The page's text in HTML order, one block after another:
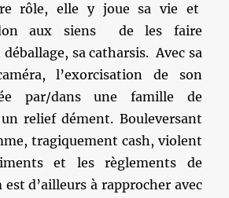
rôle, elle y joue sa vie et
aux siens de les faire
sa catharsis. Avec sa
l’exorcisation de son
par/dans une famille de
relief dément. Bouleversant
tragiquement cash, violent
et les règlements de
d’ailleurs à rapprocher avec